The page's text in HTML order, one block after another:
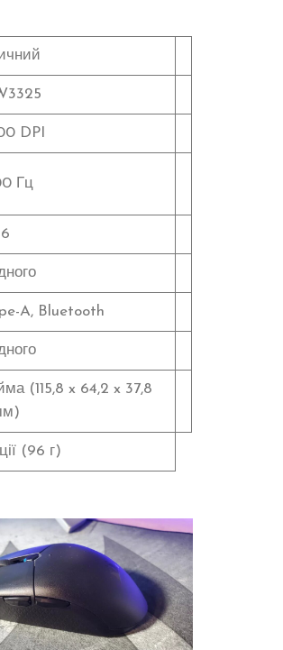
DPI
Гц
6
A, Bluetooth
(115,8 x 64,2 x 37,8
(96 г)